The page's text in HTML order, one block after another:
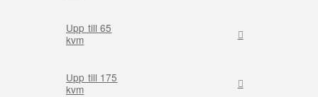
Upp till 65
kvm
Upp till 175
kvm